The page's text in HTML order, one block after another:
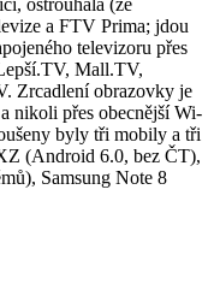
a FTV Prima; jdou
televizoru přes
Mall.TV,
Zrcadlení obrazovky je
nikoli přes obecnější Wi-
byly tři mobily a tři
(Android 6.0, bez ČT),
Samsung Note 8